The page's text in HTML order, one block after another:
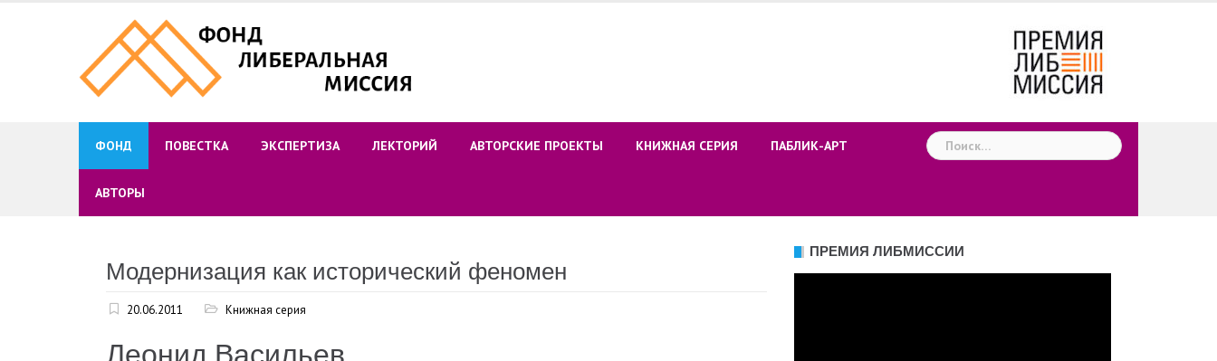
ФОНД ПОВЕСТКА ЭКСПЕРТИЗА ЛЕКТОРИЙ АВТОРСКИЕ ПРОЕКТЫ КНИЖНАЯ СЕРИЯ ПАБЛИК-АРТ
АВТОРЫ
Найти:
Модернизация как исторический феномен
20.06.2011 Книжная серия
ПРЕМИЯ ЛИБМИССИИ